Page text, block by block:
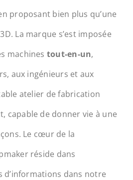
proposant bien plus qu’une
La marque s’est imposée
machines tout-en-un,
aux ingénieurs et aux
atelier de fabrication
capable de donner vie à une
Le cœur de la
réside dans
d’informations dans notre